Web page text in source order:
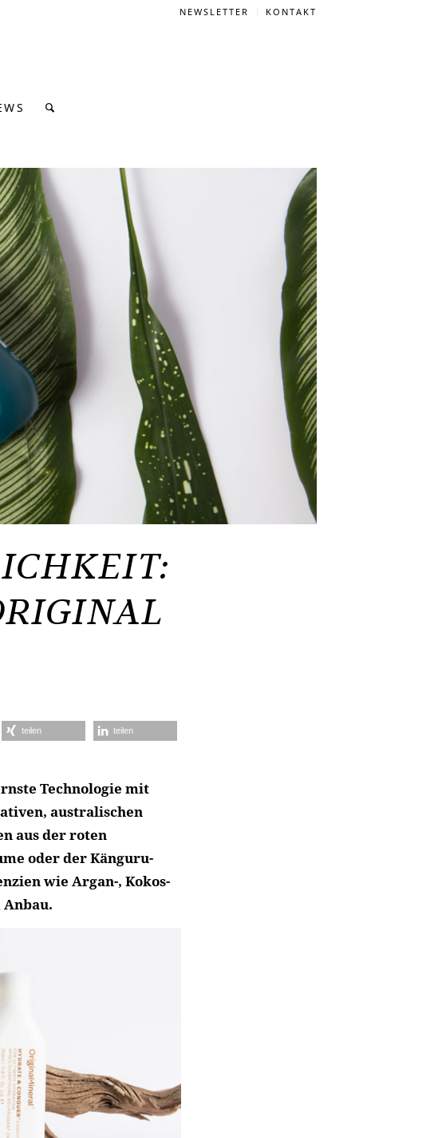
NEWSLETTER KONTAKT
teilen teilen
Technologie mit
australischen
aus der roten
oder der Känguru-
wie Argan-, Kokos-
Anbau.